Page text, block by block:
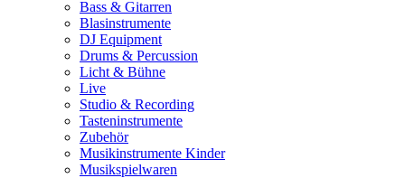
Bass & Gitarren
Blasinstrumente
DJ Equipment
Drums & Percussion
Licht & Bühne
Live
Studio & Recording
Tasteninstrumente
Zubehör
Musikinstrumente Kinder
Musikspielwaren